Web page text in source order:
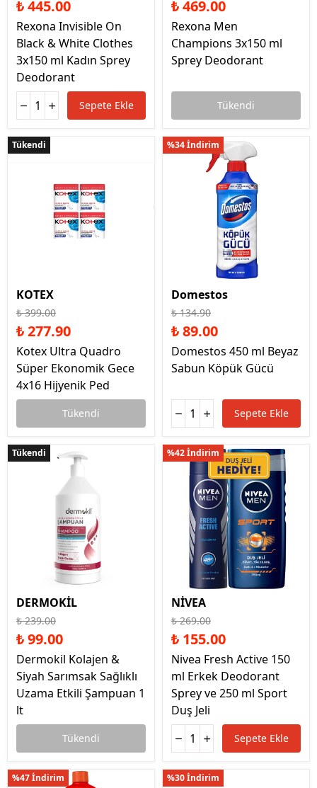
₺ 445.00
Rexona Invisible On
Black & White Clothes
3x150 ml Kadın Sprey
Deodorant
Sepete Ekle
₺ 469.00
Rexona Men
Champions 3x150 ml
Sprey Deodorant
Tükendi
Tükendi
Tükendi
KOTEX
₺ 399.00
₺ 277.90
Kotex Ultra Quadro
Süper Ekonomik Gece
4x16 Hijyenik Ped
Tükendi
%34 İndirim
Domestos
₺ 134.90
₺ 89.00
Domestos 450 ml Beyaz
Sabun Köpük Gücü
Sepete Ekle
Tükendi
Tükendi
DERMOKİL
₺ 239.00
₺ 99.00
Dermokil Kolajen &
Siyah Sarımsak Sağlıklı
Uzama Etkili Şampuan 1
lt
Tükendi
%42 İndirim
NİVEA
₺ 269.00
₺ 155.00
Nivea Fresh Active 150
ml Erkek Deodorant
Sprey ve 250 ml Sport
Duş Jeli
Sepete Ekle
%47 İndirim %30 İndirim